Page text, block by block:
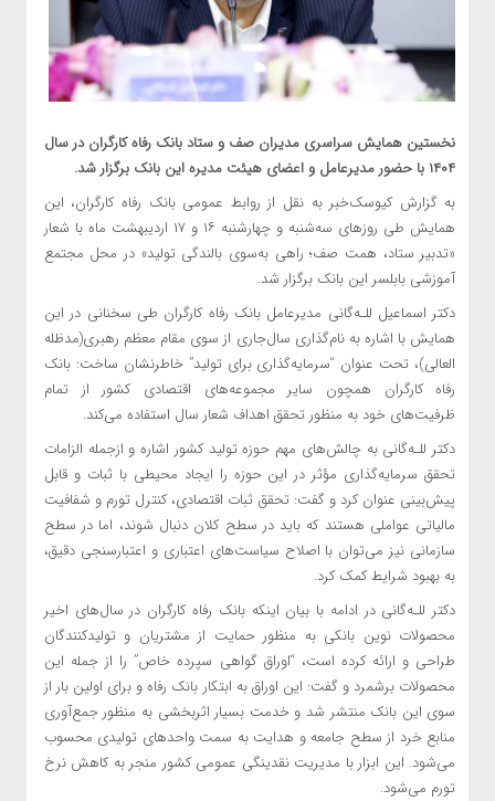
نخستین همایش سراسری مدیران صف و ستاد بانک رفاه کارگران در سال
۱۴۰۴ با حضور مدیرعامل و اعضای هیئت مدیره این بانک برگزار شد.
به گزارش کیوسک‌خبر به نقل از روابط عمومی بانک رفاه کارگران، این
همایش طی روزهای سه‌شنبه و چهارشنبه ۱۶ و ۱۷ اردیبهشت ماه با شعار
«تدبیر ستاد، همت صف؛ راهی به‌سوی بالندگی تولید» در محل مجتمع
آموزشی بابلسر این بانک برگزار شد.
دکتر اسماعیل للـه‌گانی مدیرعامل بانک رفاه کارگران طی سخنانی در این
همایش با اشاره به نام‌گذاری سال‌جاری از سوی مقام معظم رهبری(مدظله
العالی)، تحت عنوان “سرمایه‌گذاری برای تولید” خاطرنشان ساخت: بانک
رفاه کارگران همچون سایر مجموعه‌های اقتصادی کشور از تمام
ظرفیت‌های خود به منظور تحقق اهداف شعار سال استفاده می‌کند.
‏‎‎دکتر للـه‌گانی به چالش‌های مهم حوزه تولید کشور اشاره و‏‎ ازجمله الزامات
تحقق سرمایه‌گذاری مؤثر در این حوزه را ایجاد محیطی با ثبات و قابل
پیش‌بینی عنوان کرد و گفت: تحقق ثبات اقتصادی، کنترل تورم و شفافیت
مالیاتی عواملی هستند که باید در سطح کلان دنبال شوند، اما در سطح
سازمانی نیز می‌توان با اصلاح سیاست‌های اعتباری و اعتبارسنجی دقیق،
به بهبود شرایط کمک کرد.‏‎
دکتر للـه‌گانی در ادامه با بیان اینکه بانک رفاه کارگران در سال‌های اخیر
محصولات نوین بانکی به منظور حمایت از مشتریان و تولیدکنندگان
طراحی و ارائه کرده است، “اوراق گواهی سپرده خاص” را از جمله این
محصولات برشمرد و گفت: این اوراق به ابتکار بانک رفاه و برای اولین بار از
سوی این بانک منتشر شد و خدمت بسیار اثربخشی به منظور جمع‌آوری
منابع خرد از سطح جامعه و هدایت به سمت واحدهای تولیدی محسوب
می‌شود. این ابزار با مدیریت نقدینگی عمومی کشور منجر به کاهش نرخ
تورم می‌شود.